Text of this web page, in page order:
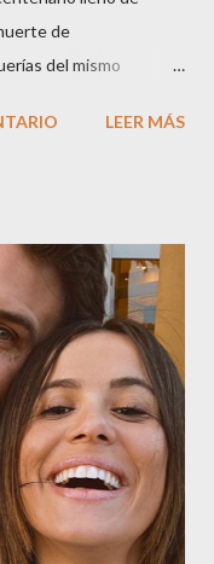
de
del mismo
hijas Carolina (CEO
Carol Pagés nos
Rosa en RCE
los jueves de 17 a 18
Pagés La cita ,en el
reunió a figuras
autoridades y medios
bajo el lema “Cien
LEER MÁS